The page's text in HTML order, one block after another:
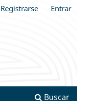
Buscar
Registrarse Entrar